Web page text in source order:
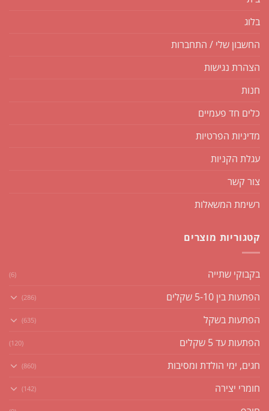
בלוג
החשבון שלי / התחברות
הצהרת נגישות
חנות
כלים חד פעמיים
מדיניות הפרטיות
עגלת הקניות
צור קשר
רשימת המשאלות
קטגוריות מוצרים
בקבוקי שתייה (6)
הפתעות בין 5-10 שקלים (286)
הפתעות בשקל (635)
הפתעות עד 5 שקלים (120)
חגים, ימי הולדת ומסיבות (860)
חומרי יצירה (142)